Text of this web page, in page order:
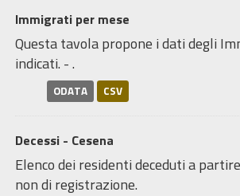
Immigrati per mese
Questa tavola propone i dati degli
indicati. - .
ODATA CSV
Decessi - Cesena
Elenco dei residenti deceduti a
non di registrazione.